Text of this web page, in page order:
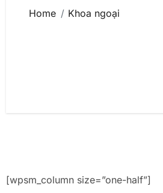
Home Khoa ngoại
[wpsm_column size=”one-half”]